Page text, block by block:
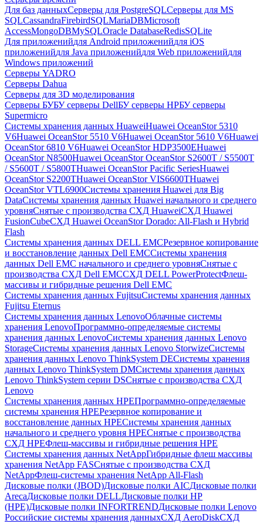
Для баз данныхСерверы для PostgreSQLСерверы для MS
SQLCassandraFirebirdSQLMariaDBMicrosoft
AccessMongoDBMySQLOracle DatabaseRedisSQLite
Для приложенийдля Android приложенийдля iOS
приложенийдля Java приложенийдля Web приложенийдля
Windows приложений
Серверы YADRO
Серверы Dahua
Серверы для 3D моделирования
Серверы БУБУ серверы DellБУ серверы HPБУ серверы
Supermicro
Системы хранения данных HuaweiHuawei OceanStor 5310
V6Huawei OceanStor 5510 V6Huawei OceanStor 5610 V6Huawei
OceanStor 6810 V6Huawei OceanStor HDP3500EHuawei
OceanStor N8500Huawei OceanStor OceanStor S2600T / S5500T
/ S5600T / S5800THuawei OceanStor Pacific SeriesHuawei
OceanStor S2200THuawei OceanStor VIS6600THuawei
OceanStor VTL6900Системы хранения Huawei для Big
DataСистемы хранения данных Huawei начального и среднего
уровняСнятые с производства СХД HuaweiСХД Huawei
FusionCubeСХД Huawei OceanStor Dorado: All-Flash и Hybrid
Flash
Системы хранения данных DELL EMCРезервное копирование
и восстановление данных Dell EMCСистемы хранения
данных Dell EMC начального и среднего уровняСнятые с
производства СХД Dell EMCСХД DELL PowerProtectФлеш-
массивы и гибридные решения Dell EMC
Системы хранения данных FujitsuСистемы хранения данных
Fujitsu Eternus
Системы хранения данных LenovoОблачные системы
хранения LenovoПрограммно-определяемые системы
хранения данных LenovoСистемы хранения данных Lenovo
StorageСистемы хранения данных Lenovo StorwizeСистемы
хранения данных Lenovo ThinkSystem DEСистемы хранения
данных Lenovo ThinkSystem DMСистемы хранения данных
Lenovo ThinkSystem серии DSСнятые с производства СХД
Lenovo
Системы хранения данных HPEПрограммно-определяемые
системы хранения HPEРезервное копирование и
восстановление данных HPEСистемы хранения данных
начального и среднего уровня HPEСнятые с производства
СХД HPEФлеш-массивы и гибридные решения HPE
Cистемы хранения данных NetAppГибридные флеш массивы
хранения NetApp FASСнятые с производства СХД
NetAppФлеш-системы хранения NetApp All-Flash
Дисковые полки (JBOD)Дисковые полки AICДисковые полки
ArecaДисковые полки DELLДисковые полки HP
(HPE)Дисковые полки INFORTRENDДисковые полки Lenovo
Российские системы хранения данныхСХД AeroDiskСХД